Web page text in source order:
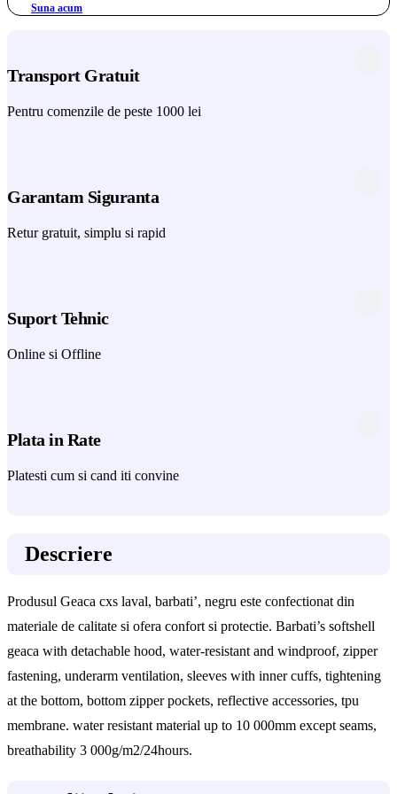
Suna acum
Transport Gratuit
Pentru comenzile de peste 1000 lei
Garantam Siguranta
Retur gratuit, simplu si rapid
Suport Tehnic
Online si Offline
Plata in Rate
Platesti cum si cand iti convine
Descriere
Produsul Geaca cxs laval, barbati’, negru este confectionat din
materiale de calitate si ofera confort si protectie. Barbati’s softshell
geaca with detachable hood, water-resistant and windproof, zipper
fastening, underarm ventilation, sleeves with inner cuffs, tightening
at the bottom, bottom zipper pockets, reflective accessories, tpu
membrane. water resistant material up to 10 000mm except seams,
breathability 3 000g/m2/24hours.